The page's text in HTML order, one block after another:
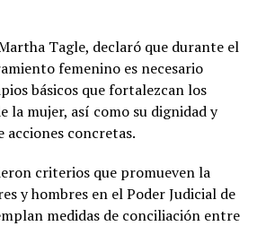
Tagle, declaró que durante el
femenino es necesario
básicos que fortalezcan los
la mujer, así como su dignidad y
acciones concretas.
criterios que promueven la
y hombres en el Poder Judicial de
medidas de conciliación entre